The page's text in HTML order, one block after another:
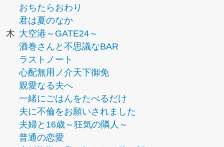
おちたらおわり
君は夏のなか
木 大空港～GATE24～
酒巻さんと不思議なBAR
ラストノート
心配無用ノ介天下御免
親愛なる夫へ
一緒にごはんをたべるだけ
夫に不倫をお願いされました
夫婦と16歳～狂気の隣人～
普通の恋愛